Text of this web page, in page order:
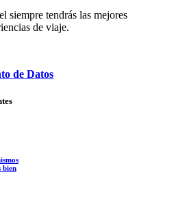
siempre tendrás las mejores
de viaje.
de Datos
bien